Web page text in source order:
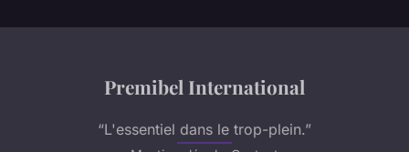
Premibel International
“L'essentiel dans le trop-plein.”